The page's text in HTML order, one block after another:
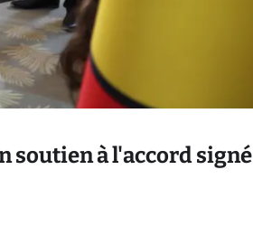
soutien à l'accord signé